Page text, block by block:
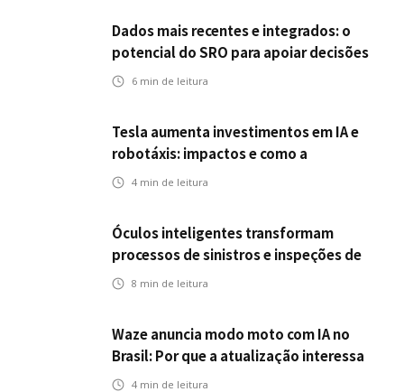
Dados mais recentes e integrados: o
potencial do SRO para apoiar decisões
nas seguradoras
6 min de leitura
Tesla aumenta investimentos em IA e
robotáxis: impactos e como a
mobilidade autônoma transforma o
4 min de leitura
Óculos inteligentes transformam
processos de sinistros e inspeções de
seguros
8 min de leitura
Waze anuncia modo moto com IA no
Brasil: Por que a atualização interessa
ao mercado segurador?
4 min de leitura